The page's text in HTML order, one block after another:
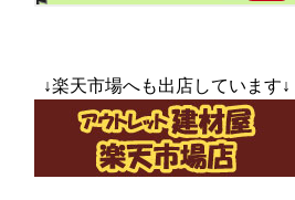
↓楽天市場へも出店しています↓